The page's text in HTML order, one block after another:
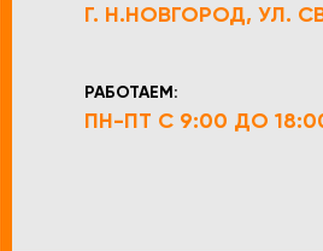
Г. Н.НОВГОРОД, УЛ.
РАБОТАЕМ:
ПН-ПТ С 9:00 ДО